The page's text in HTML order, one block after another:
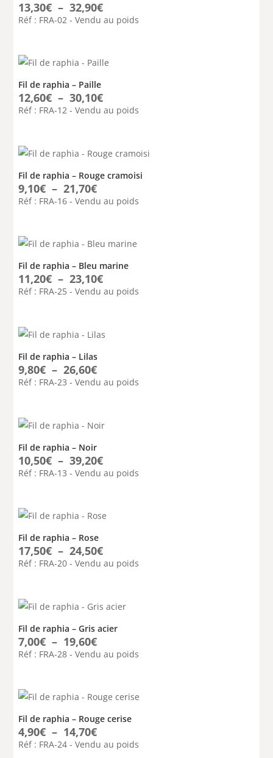
13,30€ – 32,90€Plage
de
prix :
Réf : FRA-02 - Vendu au poids
Fil de raphia – Paille
12,60€ – 30,10€Plage
de
prix :
Réf : FRA-12 - Vendu au poids
Fil de raphia – Rouge cramoisi
9,10€ – 21,70€Plage
de
prix :
Réf : FRA-16 - Vendu au poids
Fil de raphia – Bleu marine
11,20€ – 23,10€Plage
de
prix :
Réf : FRA-25 - Vendu au poids
Fil de raphia – Lilas
9,80€ – 26,60€Plage
de
prix :
Réf : FRA-23 - Vendu au poids
Fil de raphia – Noir
10,50€ – 39,20€Plage
de
prix :
Réf : FRA-13 - Vendu au poids
Fil de raphia – Rose
17,50€ – 24,50€Plage
de
prix :
Réf : FRA-20 - Vendu au poids
Fil de raphia – Gris acier
7,00€ – 19,60€Plage
de
prix :
Réf : FRA-28 - Vendu au poids
Fil de raphia – Rouge cerise
4,90€ – 14,70€Plage
de
prix :
Réf : FRA-24 - Vendu au poids